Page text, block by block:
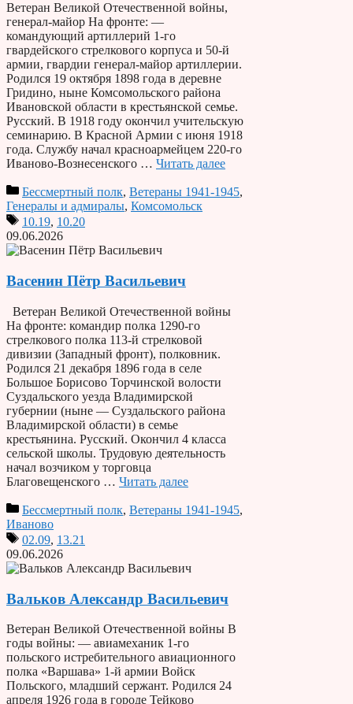
Ветеран Великой Отечественной войны,
генерал-майор На фронте: —
командующий артиллерий 1-го
гвардейского стрелкового корпуса и 50-й
армии, гвардии генерал-майор артиллерии.
Родился 19 октября 1898 года в деревне
Гридино, ныне Комсомольского района
Ивановской области в крестьянской семье.
Русский. В 1918 году окончил учительскую
семинарию. В Красной Армии с июня 1918
года. Службу начал красноармейцем 220-го
Иваново-Вознесенского … Читать далее
Бессмертный полк, Ветераны 1941-1945,
Генералы и адмиралы, Комсомольск
10.19, 10.20
09.06.2026
Васенин Пётр Васильевич
Ветеран Великой Отечественной войны
На фронте: командир полка 1290-го
стрелкового полка 113-й стрелковой
дивизии (Западный фронт), полковник.
Родился 21 декабря 1896 года в селе
Большое Борисово Торчинской волости
Суздальского уезда Владимирской
губернии (ныне — Суздальского района
Владимирской области) в семье
крестьянина. Русский. Окончил 4 класса
сельской школы. Трудовую деятельность
начал возчиком у торговца
Благовещенского … Читать далее
Бессмертный полк, Ветераны 1941-1945,
Иваново
02.09, 13.21
09.06.2026
Вальков Александр Васильевич
Ветеран Великой Отечественной войны В
годы войны: — авиамеханик 1-го
польского истребительного авиационного
полка «Варшава» 1-й армии Войск
Польского, младший сержант. Родился 24
апреля 1926 года в городе Тейково